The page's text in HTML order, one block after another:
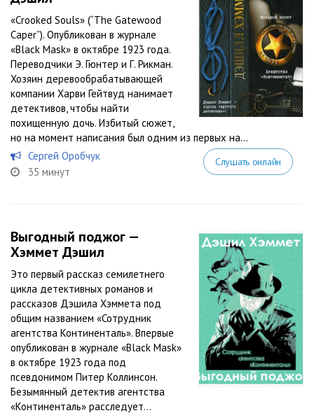
«Crooked Souls» (“The Gatewood
Caper”). Опубликован в журнале
«Black Mask» в октябре 1923 года.
Переводчики Э. Гюнтер и Г. Рикман.
Хозяин деревообрабатывающей
компании Харви Гейтвуд нанимает
детективов, чтобы найти
похищенную дочь. Избитый сюжет,
но на момент написания был одним из первых на...
Сергей Оробчук
35 минут
Слушать онлайн
Выгодный поджог —
Хэммет Дэшил
Это первый рассказ семилетнего
цикла детективных романов и
рассказов Дэшила Хэммета под
общим названием «Сотрудник
агентства Континенталь». Впервые
опубликован в журнале «Black Mask»
в октябре 1923 года под
псевдонимом Питер Коллинсон.
Безымянный детектив агентства
«Континенталь» расследует...